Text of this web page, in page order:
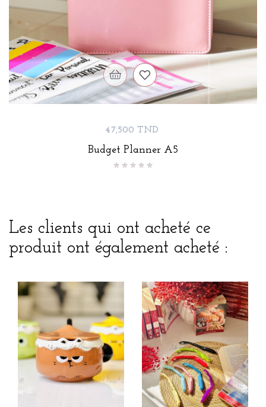
Prix
47,500 TND
Budget Planner A5
Les clients qui ont acheté ce
produit ont également acheté :